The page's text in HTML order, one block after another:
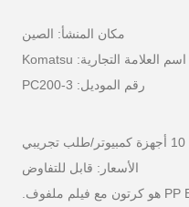
مكان المنشأ: الصين
اسم العلامة التجارية: Komatsu
رقم الموديل: PC200-3
الأسعار: قابل للتفاوض